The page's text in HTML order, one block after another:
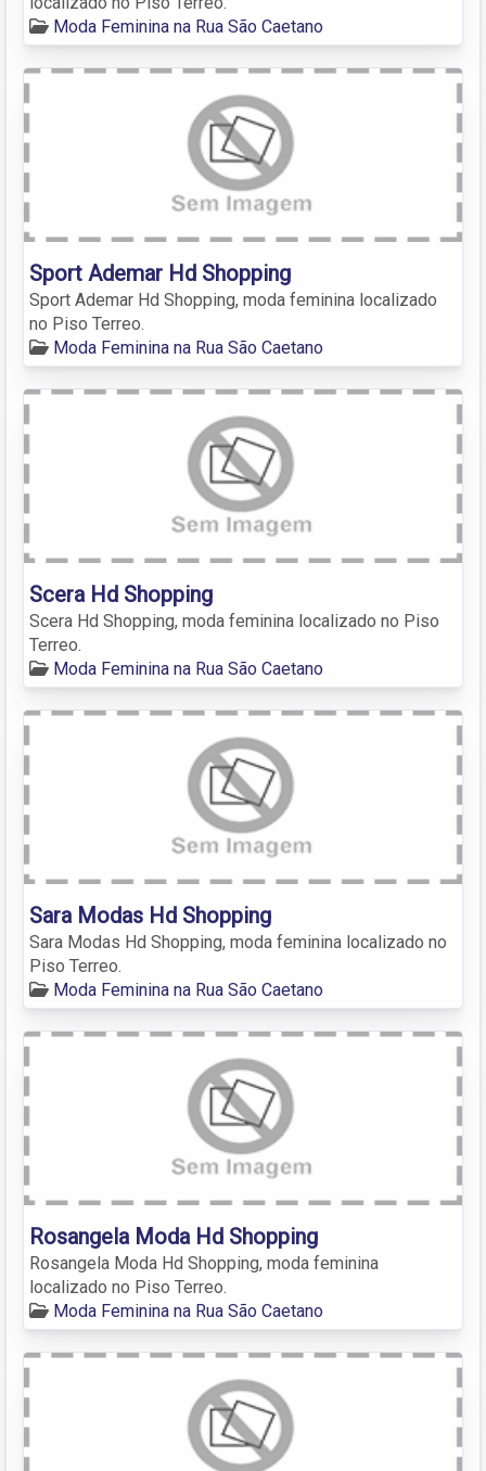
Moda Feminina na Rua São Caetano
Sport Ademar Hd Shopping
Sport Ademar Hd Shopping, moda feminina localizado
no Piso Terreo.
Moda Feminina na Rua São Caetano
Scera Hd Shopping
Scera Hd Shopping, moda feminina localizado no Piso
Terreo.
Moda Feminina na Rua São Caetano
Sara Modas Hd Shopping
Sara Modas Hd Shopping, moda feminina localizado no
Piso Terreo.
Moda Feminina na Rua São Caetano
Rosangela Moda Hd Shopping
Rosangela Moda Hd Shopping, moda feminina
localizado no Piso Terreo.
Moda Feminina na Rua São Caetano